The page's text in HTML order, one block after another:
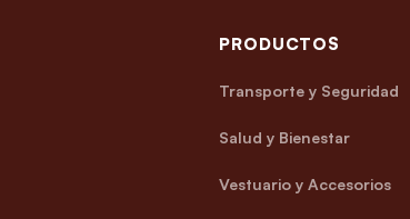
PRODUCTOS
Transporte y Seguridad
Salud y Bienestar
Vestuario y Accesorios